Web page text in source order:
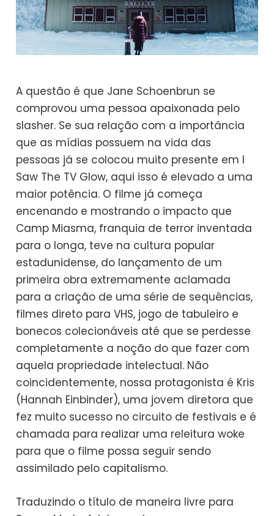
A questão é que Jane Schoenbrun se
comprovou uma pessoa apaixonada pelo
slasher. Se sua relação com a importância
que as mídias possuem na vida das
pessoas já se colocou muito presente em I
Saw The TV Glow, aqui isso é elevado a uma
maior potência. O filme já começa
encenando e mostrando o impacto que
Camp Miasma, franquia de terror inventada
para o longa, teve na cultura popular
estadunidense, do lançamento de um
primeira obra extremamente aclamada
para a criação de uma série de sequências,
filmes direto para VHS, jogo de tabuleiro e
bonecos colecionáveis até que se perdesse
completamente a noção do que fazer com
aquela propriedade intelectual. Não
coincidentemente, nossa protagonista é Kris
(Hannah Einbinder), uma jovem diretora que
fez muito sucesso no circuito de festivais e é
chamada para realizar uma releitura woke
para que o filme possa seguir sendo
assimilado pelo capitalismo.
Traduzindo o título de maneira livre para